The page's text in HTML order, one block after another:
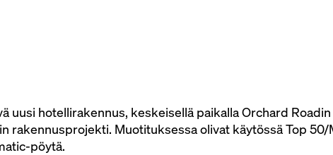
uusi hotellirakennus, keskeisellä paikalla Orchard
rakennusprojekti. Muotituksessa olivat käytössä Top 50/
pöytä.